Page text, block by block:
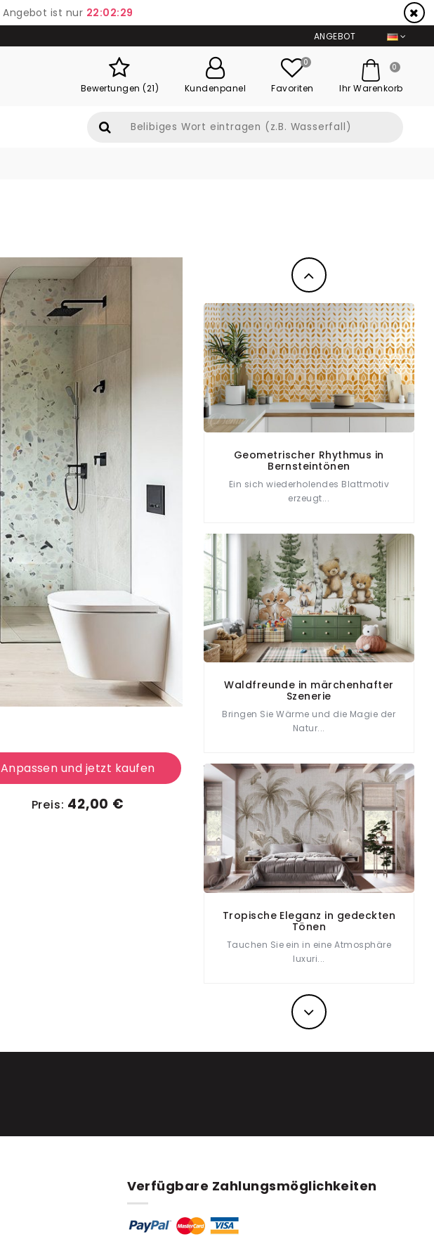
Angebot ist nur 22:02:28
ANGEBOT
Bewertungen (21) Kundenpanel
0
Favoriten
0
Ihr Warenkorb
Anpassen und jetzt kaufen
Preis: 42,00 €
Zurück
Geometrischer Rhythmus in
Bernsteintönen
Ein sich wiederholendes Blattmotiv
erzeugt...
Waldfreunde in märchenhafter
Szenerie
Bringen Sie Wärme und die Magie der
Natur...
Tropische Eleganz in gedeckten
Tönen
Tauchen Sie ein in eine Atmosphäre
luxuri...
Verfügbare Zahlungsmöglichkeiten